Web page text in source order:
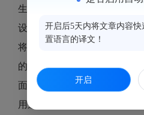
生效后至2004年10月26日福
设查处工作及责任追究的实
将沿街底层第一自然间非营
的，可按底层第一自然间建
面建筑面积给予货币补偿，
用途给予补偿;
开启后5天内将文章内容
置语言的译文！
开启